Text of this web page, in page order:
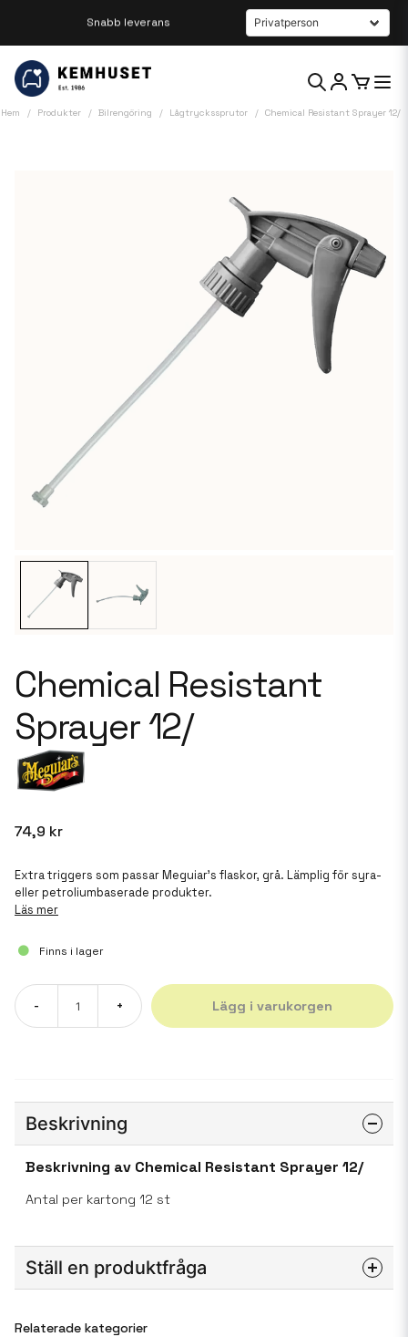
Beställ innan kl 12 så skickar vi samma dag
Hem Produkter Bilrengöring Lågtryckssprutor Chemical Resistant Sprayer 12/
Chemical Resistant
Sprayer 12/
74,9 kr
Extra triggers som passar Meguiar's flaskor, grå. Lämplig för syra-
eller petroliumbaserade produkter.
Läs mer
Finns i lager
- + Lägg i varukorgen
Beskrivning
Beskrivning av Chemical Resistant Sprayer 12/
Antal per kartong 12 st
Ställ en produktfråga
Fråga oss något om denna produkten...
Relaterade kategorier